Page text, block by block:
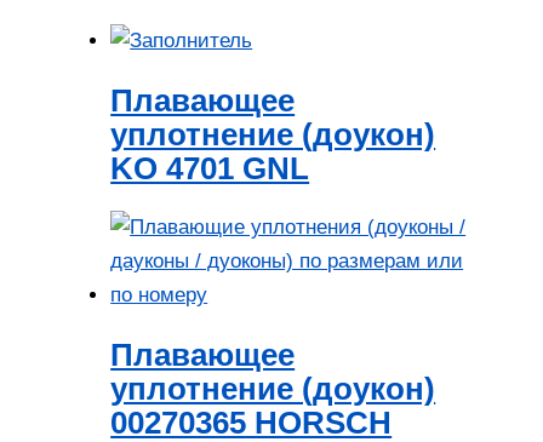
Плавающее
уплотнение (доукон)
KO 4701 GNL
Плавающее
уплотнение (доукон)
00270365 HORSCH